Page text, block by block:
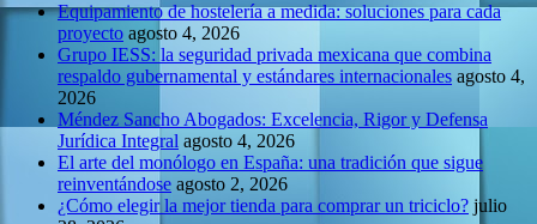
Equipamiento de hostelería a medida: soluciones para cada
proyecto agosto 4, 2026
Grupo IESS: la seguridad privada mexicana que combina
respaldo gubernamental y estándares internacionales agosto 4,
2026
Méndez Sancho Abogados: Excelencia, Rigor y Defensa
Jurídica Integral agosto 4, 2026
El arte del monólogo en España: una tradición que sigue
reinventándose agosto 2, 2026
¿Cómo elegir la mejor tienda para comprar un triciclo? julio